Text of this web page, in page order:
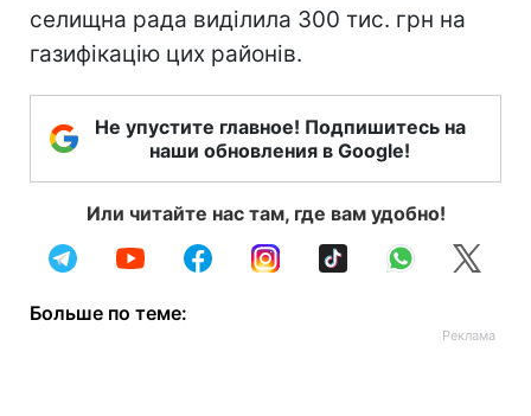
селищна рада виділила 300 тис. грн на
газифікацію цих районів.
Не упустите главное! Подпишитесь на
наши обновления в Google!
Или читайте нас там, где вам удобно!
Больше по теме: